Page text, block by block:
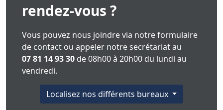
rendez-vous ?
Vous pouvez nous joindre via notre formulaire
de contact ou appeler notre secrétariat au
07 81 14 93 30 de 08h00 à 20h00 du lundi au
vendredi.
Localisez nos différents bureaux